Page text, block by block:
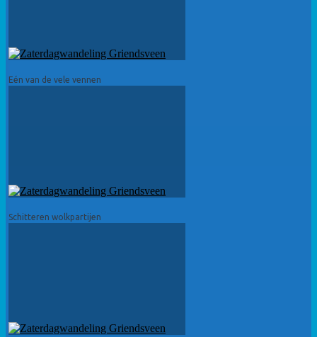
Eén van de vele vennen
Schitteren wolkpartijen